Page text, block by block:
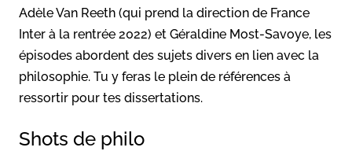
Adèle Van Reeth (qui prend la direction de France
Inter à la rentrée 2022) et Géraldine Most-Savoye, les
épisodes abordent des sujets divers en lien avec la
philosophie. Tu y feras le plein de références à
ressortir pour tes dissertations.
Shots de philo